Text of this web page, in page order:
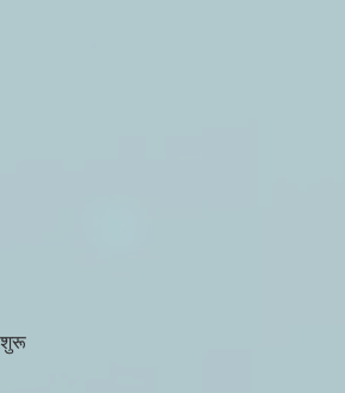
शुरू